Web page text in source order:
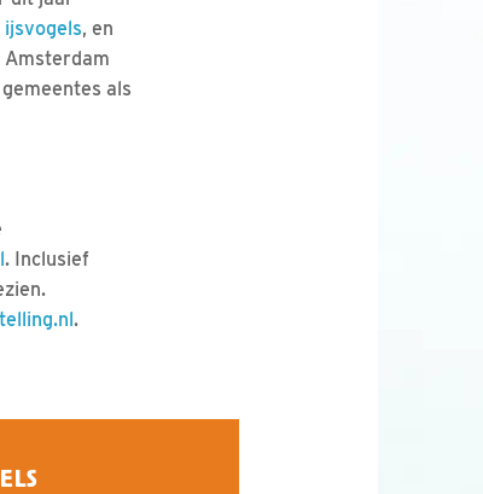
ijsvogels, en
Amsterdam
als
. Inclusief
.